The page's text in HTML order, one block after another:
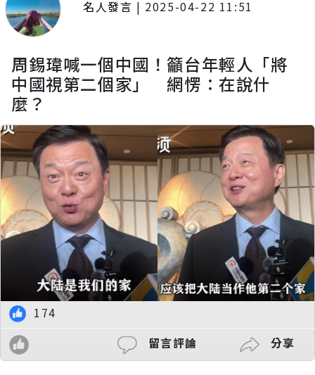
名人發言 | 2025-04-22 11:51
周錫瑋喊一個中國！籲台年輕人「將
中國視第二個家」 網愣：在說什
麼？
174
留言評論
分享